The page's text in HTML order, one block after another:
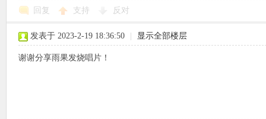
回复 支持 反对
发表于 2023-2-19 18:36:50 显示全部楼层
谢谢分享雨果发烧唱片！